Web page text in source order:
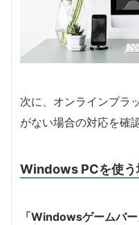
次に、オンラインプラ
がない場合の対応を確
Windows PCを使う
「Windowsゲームバ